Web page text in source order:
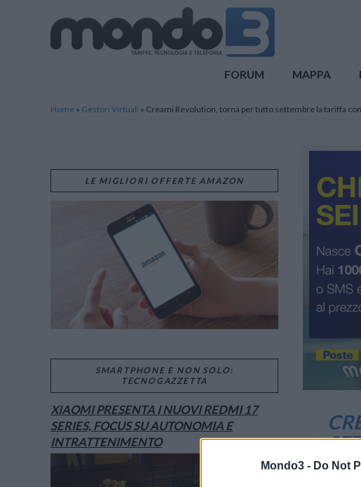
Mondo3 - Do Not
FORUM MAPPA
Home » Gestori Virtuali » Creami Revolution, torna per tutto settembre la tariffa
6
LE MIGLIORI OFFERTE AMAZON
SMARTPHONE E NON SOLO:
TECNOGAZZETTA
XIAOMI PRESENTA I NUOVI REDMI 17
SERIES, FOCUS SU AUTONOMIA E
INTRATTENIMENTO